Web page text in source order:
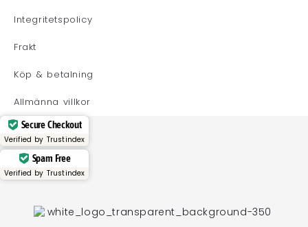
Integritetspolicy
Frakt
Köp & betalning
Allmänna villkor
Secure Checkout
Verified by Trustindex
Spam Free
Verified by Trustindex